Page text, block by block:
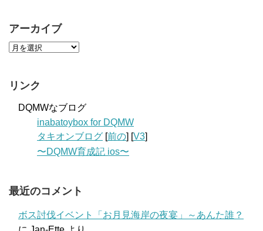
アーカイブ
リンク
DQMWなブログ
inabatoybox for DQMW
タキオンブログ [前の] [V3]
〜DQMW育成記 ios〜
最近のコメント
ボス討伐イベント「お月見海岸の夜宴」～あんた誰？